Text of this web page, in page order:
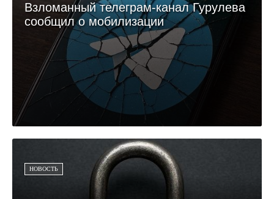
Взломанный телеграм-канал Гурулева
сообщил о мобилизации
НОВОСТЬ